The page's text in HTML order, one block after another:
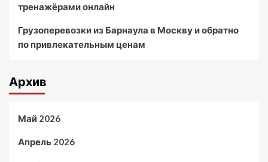
тренажёрами онлайн
Грузоперевозки из Барнаула в Москву и обратно
по привлекательным ценам
Архив
Май 2026
Апрель 2026